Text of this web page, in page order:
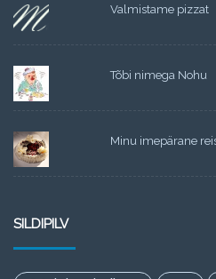
Valmistame pizzat
Tõbi nimega Nohu
Minu imepärane
SILDIPILV